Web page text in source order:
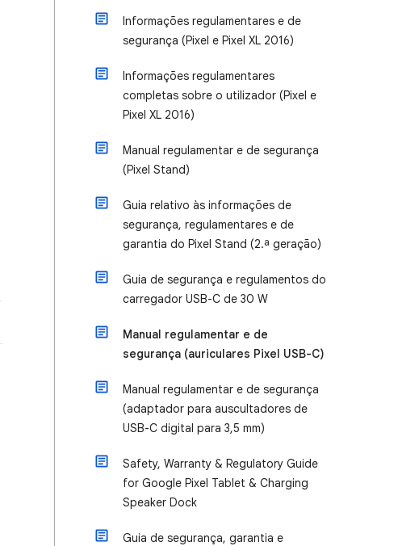
Informações regulamentares e de
segurança (Pixel e Pixel XL 2016)
Informações regulamentares
completas sobre o utilizador (Pixel e
Pixel XL 2016)
Manual regulamentar e de segurança
(Pixel Stand)
Guia relativo às informações de
segurança, regulamentares e de
garantia do Pixel Stand (2.ª geração)
Guia de segurança e regulamentos do
carregador USB-C de 30 W
Manual regulamentar e de
segurança (auriculares Pixel USB-C)
Manual regulamentar e de segurança
(adaptador para auscultadores de
USB-C digital para 3,5 mm)
Safety, Warranty & Regulatory Guide
for Google Pixel Tablet & Charging
Speaker Dock
Guia de segurança, garantia e